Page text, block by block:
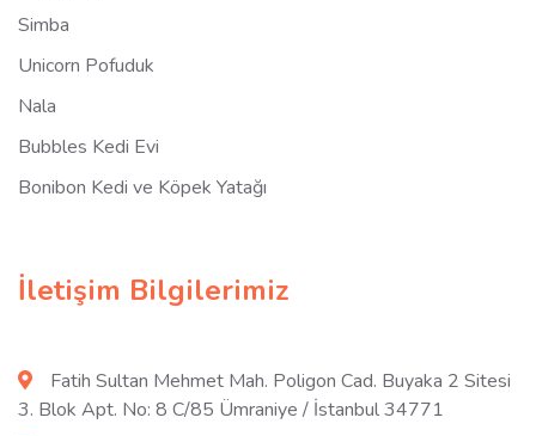
Simba
Unicorn Pofuduk
Nala
Bubbles Kedi Evi
Bonibon Kedi ve Köpek Yatağı
İletişim Bilgilerimiz
Fatih Sultan Mehmet Mah. Poligon Cad. Buyaka 2 Sitesi
3. Blok Apt. No: 8 C/85 Ümraniye / İstanbul 34771